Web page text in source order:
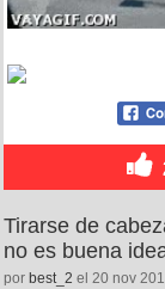
Tirarse de
no es buena
por best_2 el 20 nov